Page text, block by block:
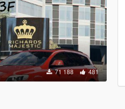
71 188 481